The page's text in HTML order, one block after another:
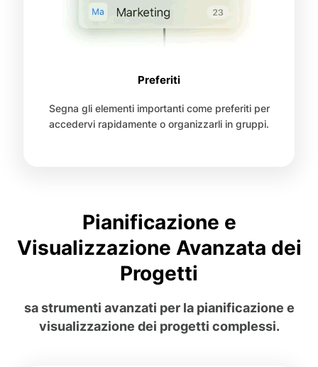
Preferiti
Segna gli elementi importanti come preferiti per
accedervi rapidamente o organizzarli in gruppi.
Pianificazione e
Visualizzazione Avanzata dei
Progetti
sa strumenti avanzati per la pianificazione e
visualizzazione dei progetti complessi.